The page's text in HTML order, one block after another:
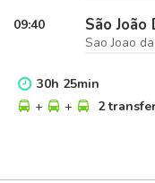
09:40 São João
Sao Joao
30h 25min
+
+ 2